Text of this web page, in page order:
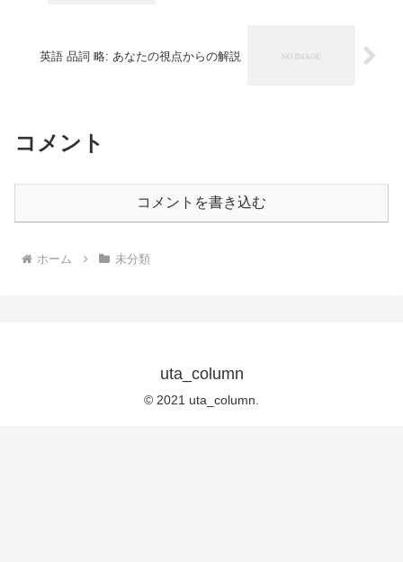
英語 品詞 略: あなたの視点からの解説
コメント
コメントを書き込む
ホーム 未分類
uta_column
© 2021 uta_column.